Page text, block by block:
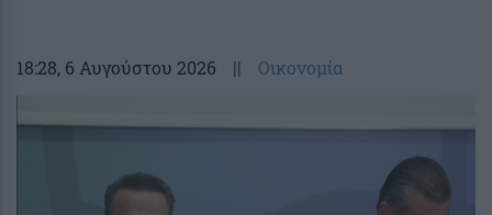
18:28, 6 Αυγούστου 2026 || Οικονομία